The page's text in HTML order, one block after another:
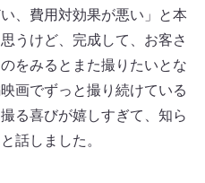
、費用対効果が悪い」と本
うけど、完成して、お客さ
をみるとまた撮りたいとな
画でずっと撮り続けている
る喜びが嬉しすぎて、知ら
話しました。